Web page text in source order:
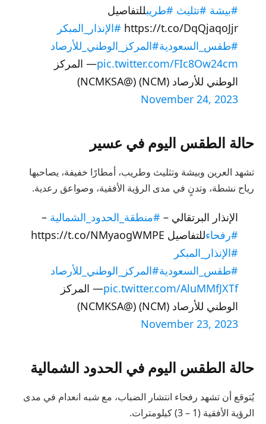
#بيشة #تثليث #طريبللتفاصيل
https://t.co/DqQjaqoJjr #الإنذار_المبكر
#طقس_السعودية#المركز_الوطني_للأرصاد
pic.twitter.com/FIc8Ow24cm— المركز
الوطني للأرصاد (NCM) (@NCMKSA)
November 24, 2023
حالة الطقس اليوم في عسير
تشهد العرين وبيشة وتثليث وطريب، أمطارًا خفيفة، يصاحبها
رياح نشطة، وتدنٍ في مدى الرؤية الأفقية، وصواعق رعدية.
الإنذار البرتقالي – #منطقة_الحدود_الشمالية –
#رفحاءللتفاصيل https://t.co/NMyaogWMPE
#الإنذار_المبكر
#طقس_السعودية#المركز_الوطني_للأرصاد
pic.twitter.com/AluMMfJXTf— المركز
الوطني للأرصاد (NCM) (@NCMKSA)
November 23, 2023
حالة الطقس اليوم في الحدود الشمالية
يُتوقع أن تشهد رفحاء انتشار الضباب، مع شبه انعدام في مدى
الرؤية الأفقية (1 – 3) كيلومترات.